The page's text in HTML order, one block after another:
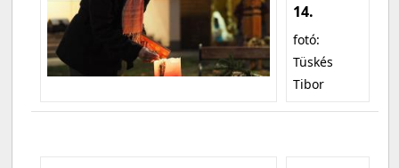
14.
fotó:
Tüskés
Tibor